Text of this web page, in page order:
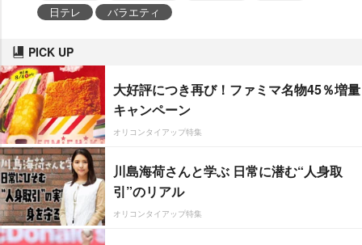
日テレ
バラエティ
PICK UP
大好評につき再び！ファミマ名物45％増量
キャンペーン
オリコンタイアップ特集
川島海荷さんと学ぶ 日常に潜む“人身取
引”のリアル
オリコンタイアップ特集